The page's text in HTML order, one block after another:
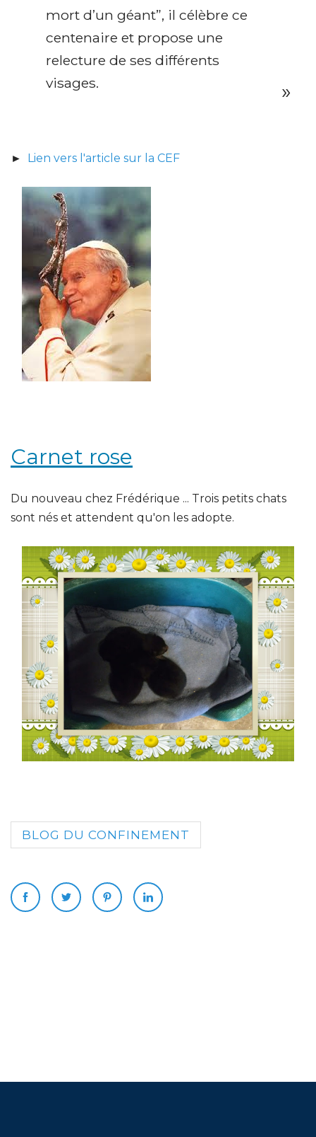
mort d’un géant”, il célèbre ce
centenaire et propose une
relecture de ses différents
visages.
► Lien vers l'article sur la CEF
Carnet rose
Du nouveau chez Frédérique ... Trois petits chats
sont nés et attendent qu'on les adopte.
BLOG DU CONFINEMENT